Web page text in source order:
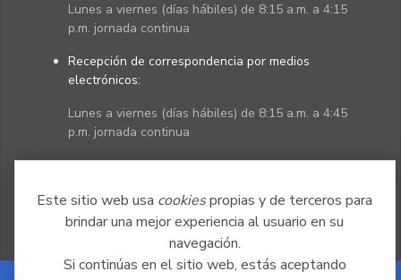
Este sitio web usa cookiespropias y de terceros para
brindar una mejor experiencia al usuario en su
navegación.
Si continúas en el sitio web, estás aceptando
Lunes a viernes (días hábiles) de 8:15 a.m. a 4:15
p.m. jornada continua
Recepción de correspondencia por medios
electrónicos:
Lunes a viernes (días hábiles) de 8:15 a.m. a 4:45
p.m. jornada continua